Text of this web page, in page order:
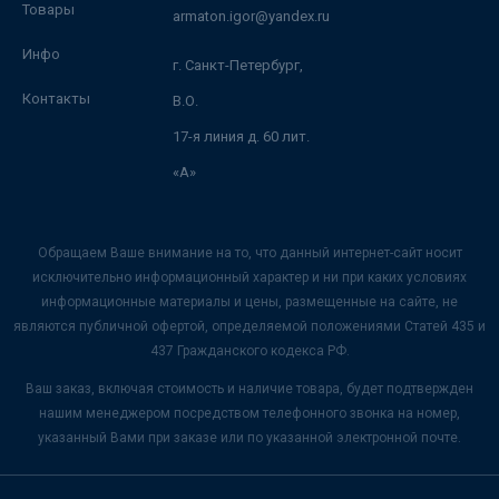
Товары
Инфо
Контакты
armaton.igor@yandex.ru
г. Санкт-Петербург,
В.О.
17-я линия д. 60 лит.
«А»
Обращаем Ваше внимание на то, что данный интернет-сайт носит
исключительно информационный характер и ни при каких условиях
информационные материалы и цены, размещенные на сайте, не
являются публичной офертой, определяемой положениями Статей 435 и
437 Гражданского кодекса РФ.
Ваш заказ, включая стоимость и наличие товара, будет подтвержден
нашим менеджером посредством телефонного звонка на номер,
указанный Вами при заказе или по указанной электронной почте.